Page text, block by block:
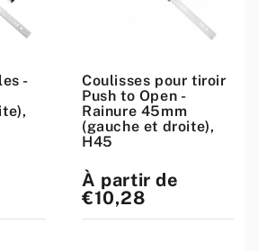
-
Coulisses pour tiroir
Push to Open -
Rainure 45mm
(gauche et droite),
H45
Prix
standard
À partir de
€10,28